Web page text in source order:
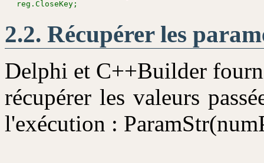
Récupérer les
Delphi et C++Builder
récupérer les valeurs
l'exécution :